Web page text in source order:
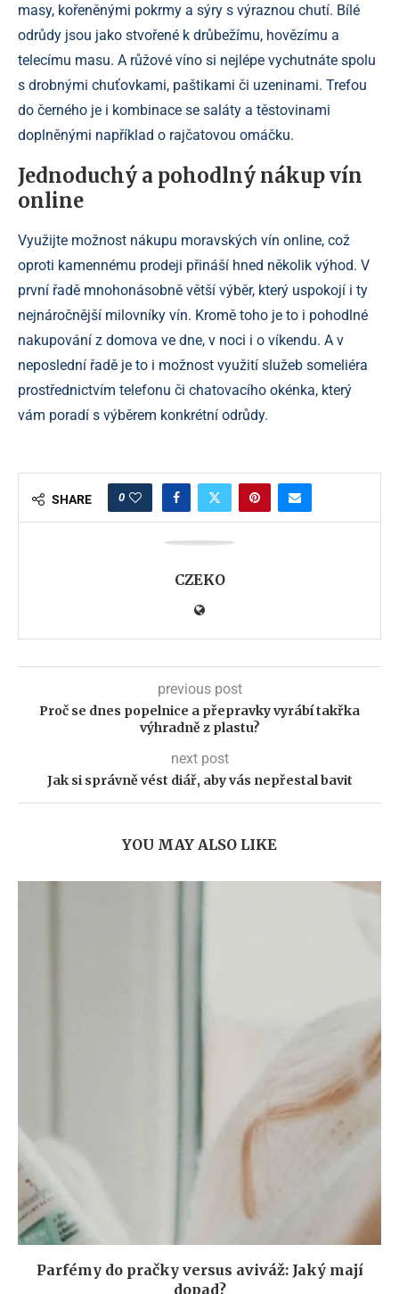
masy, kořeněnými pokrmy a sýry s výraznou chutí. Bílé
odrůdy jsou jako stvořené k drůbežímu, hovězímu a
telecímu masu. A růžové víno si nejlépe vychutnáte spolu
s drobnými chuťovkami, paštikami či uzeninami. Trefou
do černého je i kombinace se saláty a těstovinami
doplněnými například o rajčatovou omáčku.
Jednoduchý a pohodlný nákup vín
online
Využijte možnost nákupu moravských vín online, což
oproti kamennému prodeji přináší hned několik výhod. V
první řadě mnohonásobně větší výběr, který uspokojí i ty
nejnáročnější milovníky vín. Kromě toho je to i pohodlné
nakupování z domova ve dne, v noci i o víkendu. A v
neposlední řadě je to i možnost využití služeb someliéra
prostřednictvím telefonu či chatovacího okénka, který
vám poradí s výběrem konkrétní odrůdy.
SHARE 0
CZEKO
previous post
Proč se dnes popelnice a přepravky vyrábí takřka
výhradně z plastu?
next post
Jak si správně vést diář, aby vás nepřestal bavit
YOU MAY ALSO LIKE
Parfémy do pračky versus aviváž: Jaký mají
dopad?